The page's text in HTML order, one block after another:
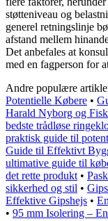
støtteniveau og
generel retningslinje
afstand mellem
Det anbefales at
med en fagperson for
Andre populære
Potentielle Købere •
Harald Nyborg og
bedste trådløse
praktisk guide til
Guide til Effektivt
ultimative guide til
det rette produkt •
sikkerhed og stil •
Effektive Gipshejs •
• 95 mm Isolering –